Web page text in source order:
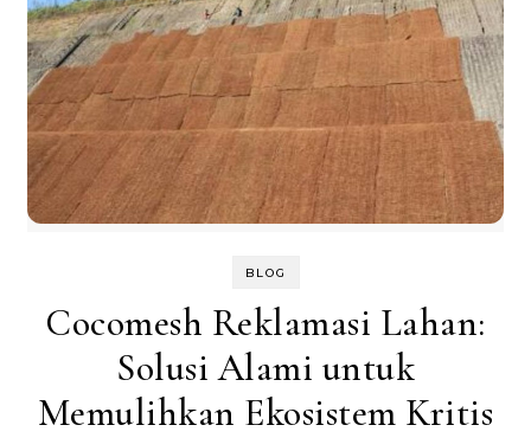
BLOG
Cocomesh Reklamasi Lahan:
Solusi Alami untuk
Memulihkan Ekosistem Kritis